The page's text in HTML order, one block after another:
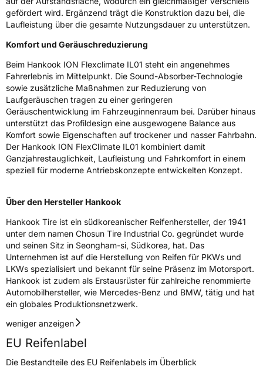
Rollgeräusch (dB)70
Fahrzeugklasse
C1
3PMSF / Schneeflockensymbol / Alpine-Symbol
EPREL ID1899824
Allgemeine Produktsicherheit (GPSR)
HerstellerkontaktHankook Tire Europe GmbH, Siemensstr. 14
D-63263 Neu-Isenburg Deutschland,
technik@hankookreifen.de
gefördert wird. Ergänzend trägt die Konstruktion dazu bei, die
Laufleistung über die gesamte Nutzungsdauer zu unterstützen.
Komfort und Geräuschreduzierung
Beim Hankook ION Flexclimate IL01 steht ein angenehmes
Fahrerlebnis im Mittelpunkt. Die Sound-Absorber-Technologie
sowie zusätzliche Maßnahmen zur Reduzierung von
Laufgeräuschen tragen zu einer geringeren
Geräuschentwicklung im Fahrzeuginnenraum bei. Darüber hinaus
unterstützt das Profildesign eine ausgewogene Balance aus
Komfort sowie Eigenschaften auf trockener und nasser Fahrbahn.
Der Hankook ION FlexClimate IL01 kombiniert damit
Ganzjahrestauglichkeit, Laufleistung und Fahrkomfort in einem
speziell für moderne Antriebskonzepte entwickelten Konzept.
Über den Hersteller Hankook
Hankook Tire ist ein südkoreanischer Reifenhersteller, der 1941
unter dem namen Chosun Tire Industrial Co. gegründet wurde
und seinen Sitz in Seongham-si, Südkorea, hat. Das
Unternehmen ist auf die Herstellung von Reifen für PKWs und
LKWs spezialisiert und bekannt für seine Präsenz im Motorsport.
Hankook ist zudem als Erstausrüster für zahlreiche renommierte
Automobilhersteller, wie Mercedes-Benz und BMW, tätig und hat
ein globales Produktionsnetzwerk.
weniger anzeigen
EU Reifenlabel
Die Bestandteile des EU Reifenlabels im Überblick